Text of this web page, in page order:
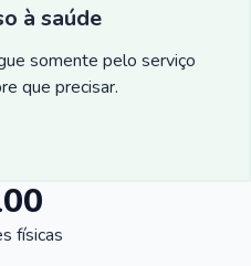
à saúde
somente pelo serviço
que precisar.
físicas